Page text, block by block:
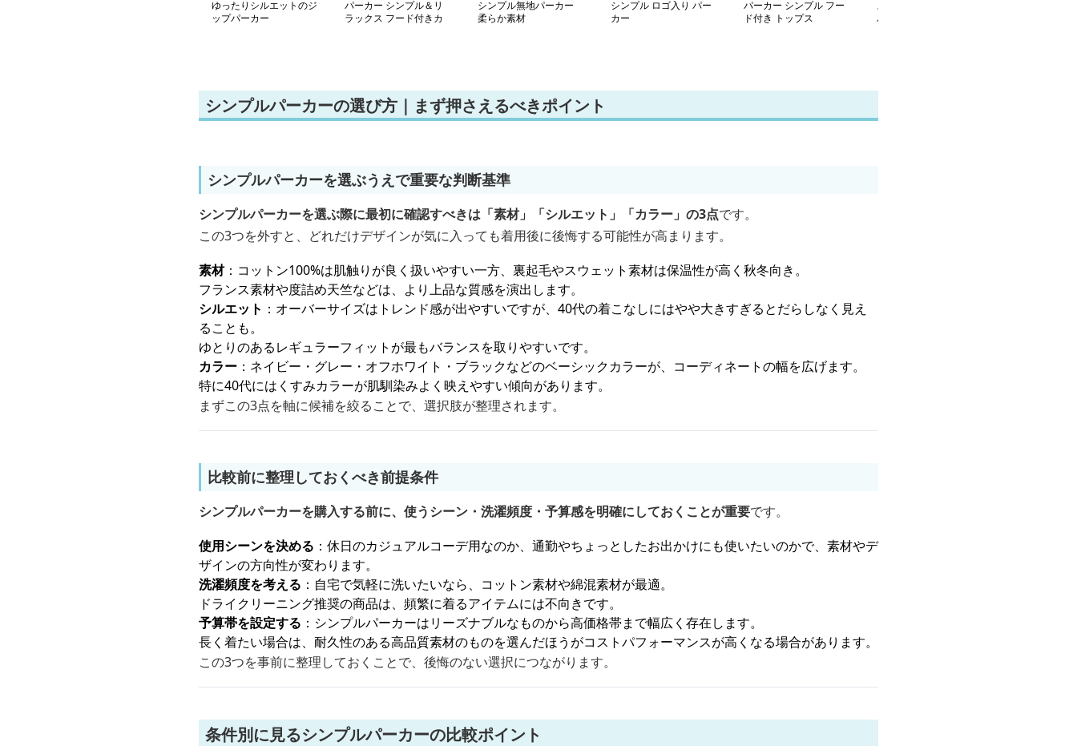
ゆったりシルエットのジ
ップパーカー
パーカー シンプル＆リ
ラックス フード付きカ
シンプル無地パーカー
柔らか素材
シンプル ロゴ入り パー
カー
パーカー シンプル フー
ド付き トップス
スポーティーなゆったり
パーカー
シンプルパーカーの選び方｜まず押さえるべきポイント
シンプルパーカーを選ぶうえで重要な判断基準
シンプルパーカーを選ぶ際に最初に確認すべきは「素材」「シルエット」「カラー」の3点です。
この3つを外すと、どれだけデザインが気に入っても着用後に後悔する可能性が高まります。
素材：コットン100%は肌触りが良く扱いやすい一方、裏起毛やスウェット素材は保温性が高く秋冬向き。
フランス素材や度詰め天竺などは、より上品な質感を演出します。
シルエット ：オーバーサイズはトレンド感が出やすいですが、40代の着こなしにはやや大きすぎるとだらしなく見え
ることも。
ゆとりのあるレギュラーフィットが最もバランスを取りやすいです。
カラー ：ネイビー・グレー・オフホワイト・ブラックなどのベーシックカラーが、コーディネートの幅を広げます。
特に40代にはくすみカラーが肌馴染みよく映えやすい傾向があります。
まずこの3点を軸に候補を絞ることで、選択肢が整理されます。
比較前に整理しておくべき前提条件
シンプルパーカーを購入する前に、使うシーン・洗濯頻度・予算感を明確にしておくことが重要です。
使用シーンを決める ：休日のカジュアルコーデ用なのか、通勤やちょっとしたお出かけにも使いたいのかで、素材やデ
ザインの方向性が変わります。
洗濯頻度を考える ：自宅で気軽に洗いたいなら、コットン素材や綿混素材が最適。
ドライクリーニング推奨の商品は、頻繁に着るアイテムには不向きです。
予算帯を設定する ：シンプルパーカーはリーズナブルなものから高価格帯まで幅広く存在します。
長く着たい場合は、耐久性のある高品質素材のものを選んだほうがコストパフォーマンスが高くなる場合があります。
この3つを事前に整理しておくことで、後悔のない選択につながります。
条件別に見るシンプルパーカーの比較ポイント